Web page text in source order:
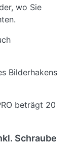
wo Sie
Bilderhakens
beträgt 20
Schraube